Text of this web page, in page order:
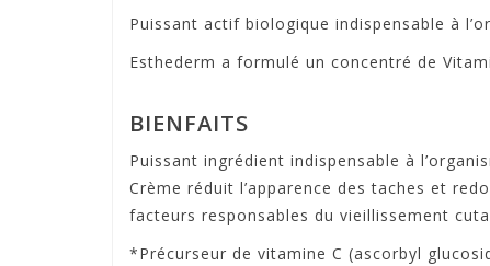
Puissant actif biologique indispensable à
Esthederm a formulé un concentré de
BIENFAITS
Puissant ingrédient indispensable à
Crème réduit l’apparence des taches et
facteurs responsables du vieillissement
*Précurseur de vitamine C (ascorbyl